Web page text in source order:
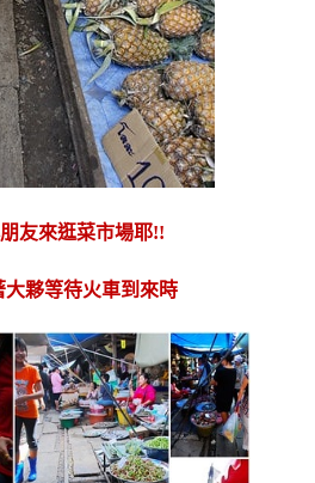
友來逛菜市場耶!!
夥等待火車到來時